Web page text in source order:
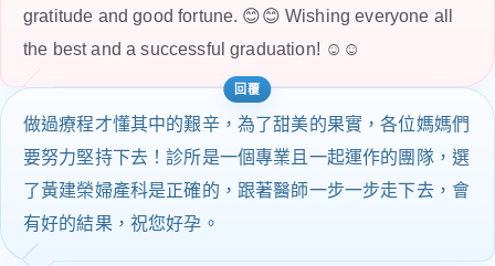
gratitude and good fortune. 😊😊 Wishing everyone all
the best and a successful graduation! ☺️☺️
做過療程才懂其中的艱辛，為了甜美的果實，各位媽媽們
要努力堅持下去！診所是一個專業且一起運作的團隊，選
了黃建榮婦產科是正確的，跟著醫師一步一步走下去，會
有好的結果，祝您好孕。